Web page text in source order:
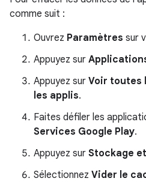
comme suit :
Ouvrez Paramètres sur
Appuyez sur
Appuyez sur Voir toutes
les applis.
Faites défiler les
Services Google Play.
Appuyez sur Stockage
Sélectionnez Vider le